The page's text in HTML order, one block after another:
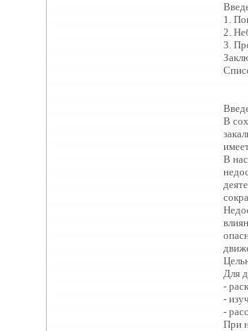
1.
2.
3.
В
В
Для
-
-
-
При